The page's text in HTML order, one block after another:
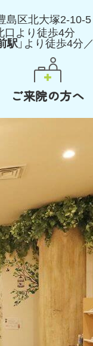
島区北大塚2-10-5
口より徒歩4分
駅 」より徒歩4分／
ご来院の方へ